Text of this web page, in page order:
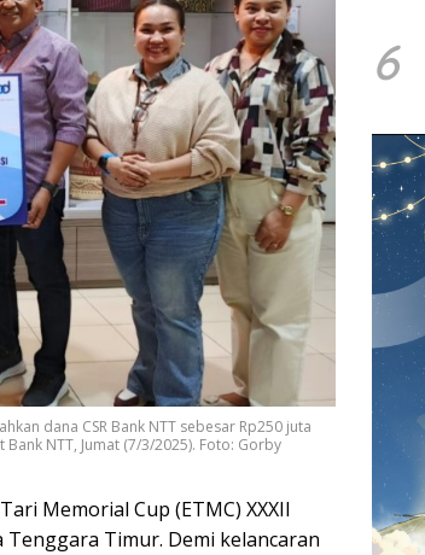
dana CSR Bank NTT sebesar Rp250 juta
Bank NTT, Jumat (7/3/2025). Foto: Gorby
Memorial Cup (ETMC) XXXII
Timur. Demi kelancaran
6